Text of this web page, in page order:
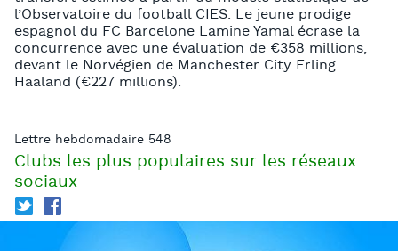
l’Observatoire du football CIES. Le jeune prodige
espagnol du FC Barcelone Lamine Yamal écrase la
concurrence avec une évaluation de €358 millions,
devant le Norvégien de Manchester City Erling
Haaland (€227 millions).
Lettre hebdomadaire 548
Clubs les plus populaires sur les réseaux
sociaux
T f